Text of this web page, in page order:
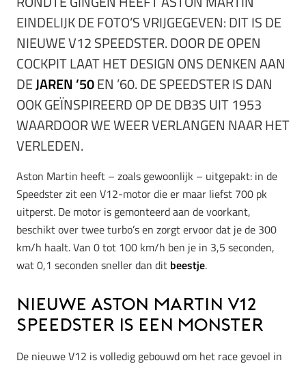
EINDELIJK DE FOTO’S VRIJGEGEVEN: DIT IS DE
NIEUWE V12 SPEEDSTER. DOOR DE OPEN
COCKPIT LAAT HET DESIGN ONS DENKEN AAN
DEJAREN ’50EN ’60. DE SPEEDSTER IS DAN
OOK GEÏNSPIREERD OP DE DB3S UIT 1953
WAARDOOR WE WEER VERLANGEN NAAR HET
VERLEDEN.
Aston Martin heeft – zoals gewoonlijk – uitgepakt: in de
Speedster zit een V12-motor die er maar liefst 700 pk
uitperst. De motor is gemonteerd aan de voorkant,
beschikt over twee turbo’s en zorgt ervoor dat je de 300
km/h haalt. Van 0 tot 100 km/h ben je in 3,5 seconden,
wat 0,1 seconden sneller dan dit beestje.
Nieuwe Aston Martin V12
Speedster is een monster
De nieuwe V12 is volledig gebouwd om het race gevoel in